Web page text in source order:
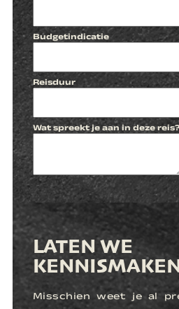
Budgetindicatie
Reisduur
Wat spreekt je aan in deze
LATEN WE
Misschien weet je al